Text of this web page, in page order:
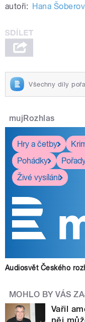
autoři: Hana
Všechny díly
mujRozhlas
Hry a četby
Pohádky
Živé vysílání
Audiosvět Českého
MOHLO BY VÁS
Vařil